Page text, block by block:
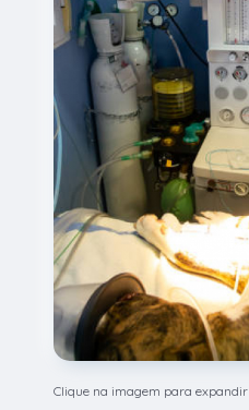
Clique na imagem para expandir